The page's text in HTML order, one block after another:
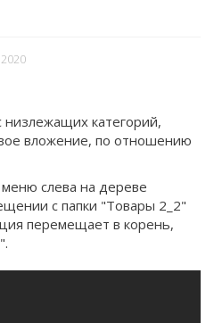
категорий,
вложение, по отношению
слева на дереве
с папки "Товары 2_2"
перемещает в корень,